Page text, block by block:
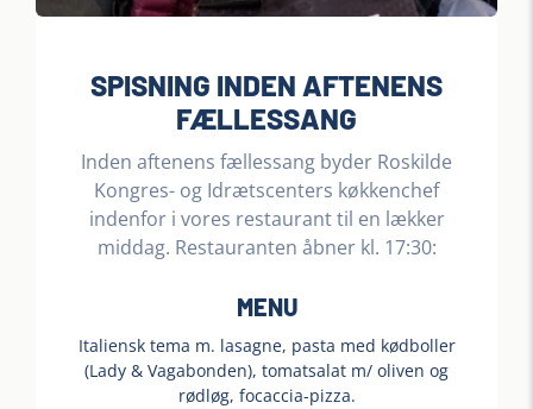
SPISNING INDEN AFTENENS
FÆLLESSANG
Inden aftenens fællessang byder Roskilde
Kongres- og Idrætscenters køkkenchef
indenfor i vores restaurant til en lækker
middag. Restauranten åbner kl. 17:30:
MENU
Italiensk tema m. lasagne, pasta med kødboller
(Lady & Vagabonden), tomatsalat m/ oliven og
rødløg, focaccia-pizza.